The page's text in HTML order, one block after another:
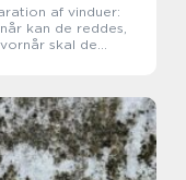
af vinduer:
kan de reddes,
skal de